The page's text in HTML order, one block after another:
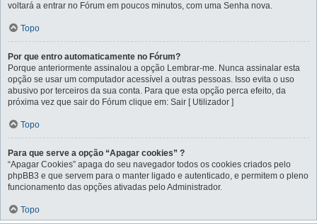
voltará a entrar no Fórum em poucos minutos, com uma Senha nova.
Topo
Por que entro automaticamente no Fórum?
Porque anteriormente assinalou a opção Lembrar-me. Nunca assinalar esta
opção se usar um computador acessível a outras pessoas. Isso evita o uso
abusivo por terceiros da sua conta. Para que esta opção perca efeito, da
próxima vez que sair do Fórum clique em: Sair [ Utilizador ]
Topo
Para que serve a opção “Apagar cookies” ?
“Apagar Cookies” apaga do seu navegador todos os cookies criados pelo
phpBB3 e que servem para o manter ligado e autenticado, e permitem o pleno
funcionamento das opções ativadas pelo Administrador.
Topo